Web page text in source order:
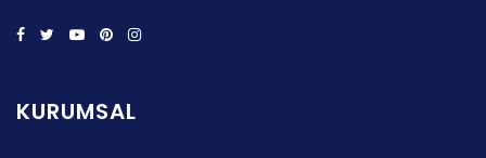
KURUMSAL